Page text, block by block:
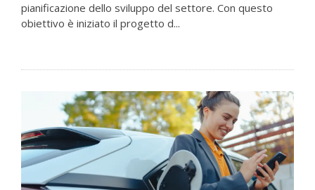
pianificazione dello sviluppo del settore. Con questo
obiettivo è iniziato il progetto d...